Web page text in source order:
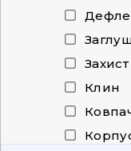
Захист
Клин